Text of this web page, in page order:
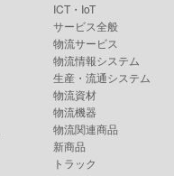
ICT・IoT
サービス全般
物流サービス
物流情報システム
生産・流通システム
物流資材
物流機器
物流関連商品
新商品
トラック